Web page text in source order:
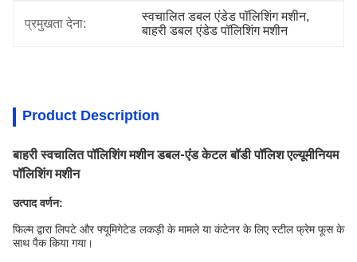
प्रमुखता देना:
स्वचालित डबल एंडेड पॉलिशिंग मशीन,
बाहरी डबल एंडेड पॉलिशिंग मशीन
Product Description
बाहरी स्वचालित पॉलिशिंग मशीन डबल-एंड केटल बॉडी पॉलिश एल्यूमीनियम
पॉलिशिंग मशीन
उत्पाद वर्णन:
फिल्म द्वारा लिपटे और फ्यूमिगेटेड लकड़ी के मामले या कंटेनर के लिए स्टील फ्रेम फूस के
साथ पैक किया गया।